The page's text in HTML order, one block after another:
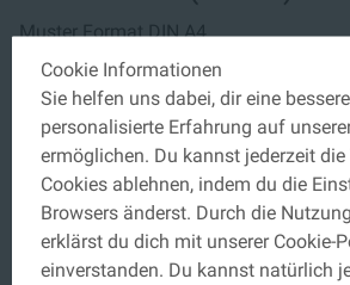
Muster Format DIN A4
€ 0,00
Preise inkl. MwSt. zzgl. Versandkosten
Menge
IN DEN
Cookie Informationen
Sie helfen uns dabei, dir eine
personalisierte Erfahrung auf
ermöglichen. Du kannst jederzeit
Cookies ablehnen, indem du die
Browsers änderst. Durch die
erklärst du dich mit unserer Cookie-
einverstanden. Du kannst natürlich